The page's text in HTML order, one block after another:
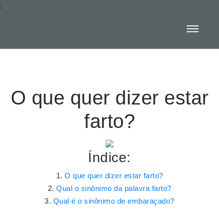
:
O que quer dizer estar
farto?
Índice:
O que quer dizer estar farto?
Qual o sinônimo da palavra farto?
Qual é o sinônimo de embaraçado?